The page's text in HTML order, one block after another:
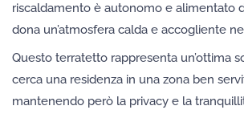
riscaldamento è autonomo e alimentato
dona un’atmosfera calda e accogliente
Questo terratetto rappresenta un’ottima
cerca una residenza in una zona ben
mantenendo però la privacy e la